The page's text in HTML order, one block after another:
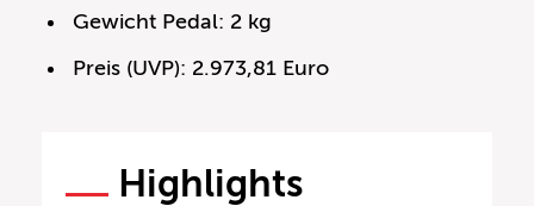
Gewicht Pedal: 2 kg
Preis (UVP): 2.973,81 Euro
Highlights